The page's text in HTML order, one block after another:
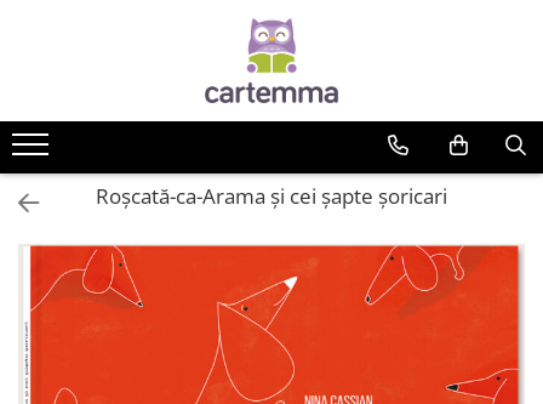
Tematică
Craciun
Activități
Atlase si enciclopedii
Carte de bucate
Călătorie
Educație
Educație financiară
Roșcată-ca-Arama și cei șapte șoricari